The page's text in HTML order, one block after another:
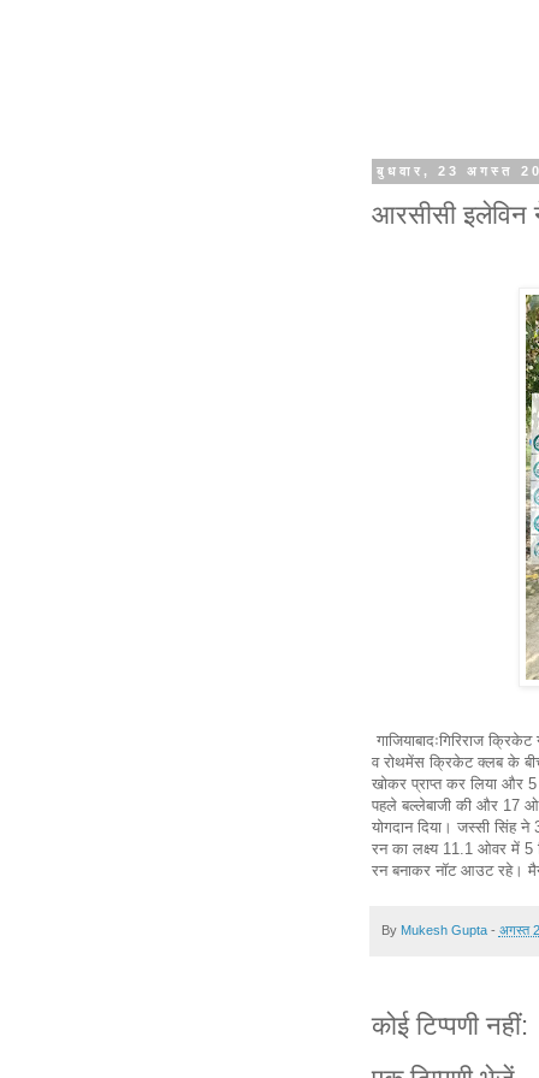
बुधवार, 23 अगस्त
आरसीसी इलेविन
गाजियाबादःगिरिराज
व रोथमेंस क्रिकेट क्लब के
खोकर प्राप्त कर लिया और
पहले बल्लेबाजी की और 17
योगदान दिया। जस्सी सिंह
रन का लक्ष्य 11.1 ओवर में 5
रन बनाकर नॉट आउट रहे।
By Mukesh Gupta - अगस्त
कोई टिप्पणी नहीं: